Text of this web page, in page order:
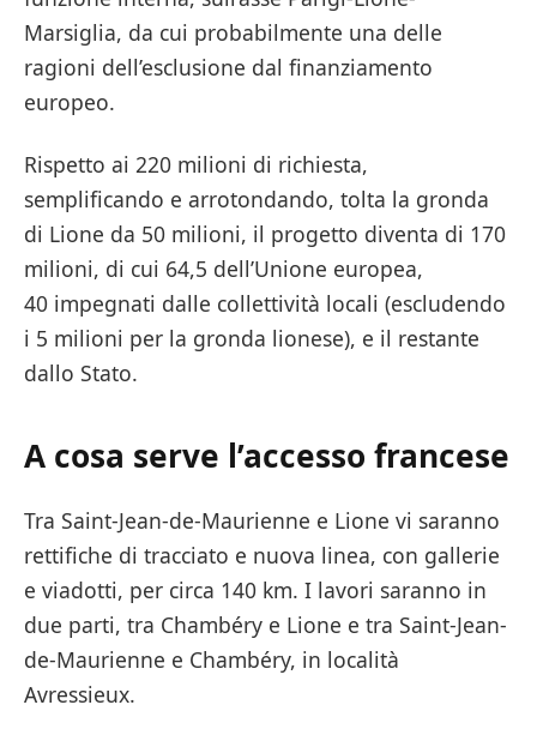
Marsiglia, da cui probabilmente una delle
ragioni dell’esclusione dal finanziamento
europeo.
Rispetto ai 220 milioni di richiesta,
semplificando e arrotondando, tolta la gronda
di Lione da 50 milioni, il progetto diventa di 170
milioni, di cui 64,5 dell’Unione europea,
40 impegnati dalle collettività locali (escludendo
i 5 milioni per la gronda lionese), e il restante
dallo Stato.
A cosa serve l’accesso francese
Tra Saint-Jean-de-Maurienne e Lione vi saranno
rettifiche di tracciato e nuova linea, con gallerie
e viadotti, per circa 140 km. I lavori saranno in
due parti, tra Chambéry e Lione e tra Saint-Jean-
de-Maurienne e Chambéry, in località
Avressieux.